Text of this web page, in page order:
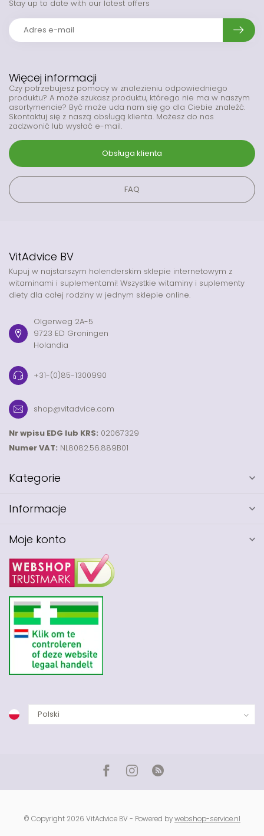
Więcej informacji
Czy potrzebujesz pomocy w znalezieniu odpowiedniego
produktu? A może szukasz produktu, którego nie ma w naszym
asortymencie? Być może uda nam się go dla Ciebie znaleźć.
Skontaktuj się z naszą obsługą klienta. Możesz do nas
zadzwonić lub wysłać e-mail.
Obsługa klienta
FAQ
Stay up to date with our latest offers
VitAdvice BV
Kupuj w najstarszym holenderskim sklepie internetowym z
witaminami i suplementami! Wszystkie witaminy i suplementy
diety dla całej rodziny w jednym sklepie online.
Olgerweg 2A-5
9723 ED Groningen
Holandia
+31-(0)85-1300990
shop@vitadvice.com
Nr wpisu EDG lub KRS: 02067329
Numer VAT: NL8082.56.889B01
Kategorie
Informacje
Moje konto
© Copyright 2026 VitAdvice BV - Powered bywebshop-service.nl